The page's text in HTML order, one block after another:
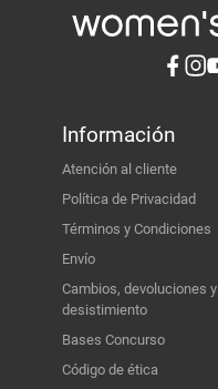
Información
Atención al cliente
Política de Privacidad
Términos y Condiciones
Envío
Cambios, devoluciones y
desistimiento
Bases Concurso
Código de ética